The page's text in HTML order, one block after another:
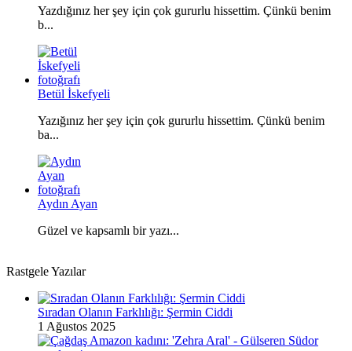
Yazdığınız her şey için çok gururlu hissettim. Çünkü benim
b...
Betül İskefyeli
Yazığınız her şey için çok gururlu hissettim. Çünkü benim
ba...
Aydın Ayan
Güzel ve kapsamlı bir yazı...
Rastgele Yazılar
Sıradan Olanın Farklılığı: Şermin Ciddi
1 Ağustos 2025